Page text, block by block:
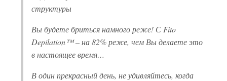
структуры
Вы будете бриться намного реже! С Fito
Depilation™ – на 82% реже, чем Вы делаете это
в настоящее время…
В один прекрасный день, не удивляйтесь, когда